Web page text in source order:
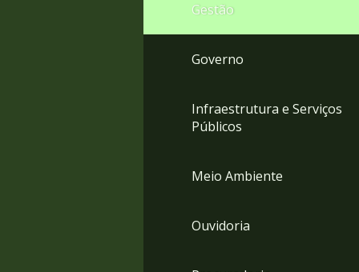
Gestão
Governo
Infraestrutura e Serviços
Públicos
Meio Ambiente
Ouvidoria